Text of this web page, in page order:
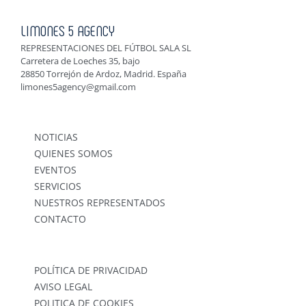
LIMONES 5 AGENCY
REPRESENTACIONES DEL FÚTBOL SALA SL
Carretera de Loeches 35, bajo
28850 Torrejón de Ardoz, Madrid. España
limones5agency@gmail.com
NOTICIAS
QUIENES SOMOS
EVENTOS
SERVICIOS
NUESTROS REPRESENTADOS
CONTACTO
POLÍTICA DE PRIVACIDAD
AVISO LEGAL
POLITICA DE COOKIES